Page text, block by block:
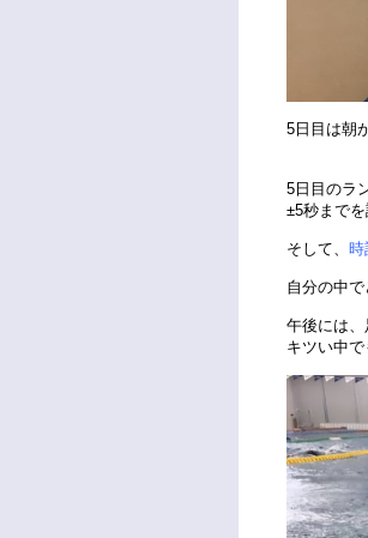
5日目は朝
5日目のラ
±5秒まで
そして、
自分の中
午後には、
キツい中